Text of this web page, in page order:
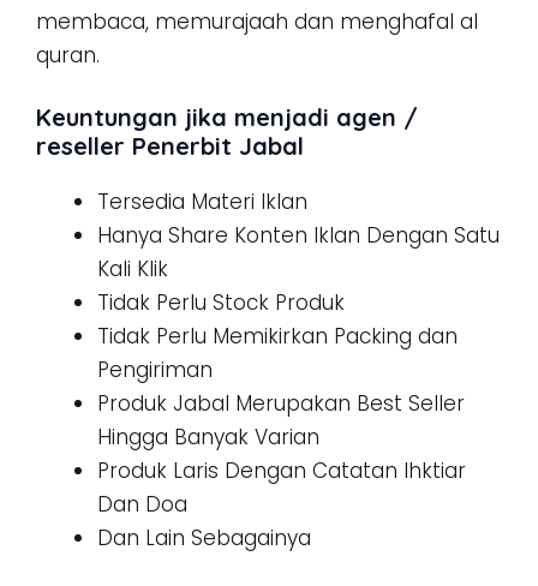
membaca, memurajaah dan menghafal al
quran.
Keuntungan jika menjadi agen /
reseller Penerbit Jabal
Tersedia Materi Iklan
Hanya Share Konten Iklan Dengan Satu
Kali Klik
Tidak Perlu Stock Produk
Tidak Perlu Memikirkan Packing dan
Pengiriman
Produk Jabal Merupakan Best Seller
Hingga Banyak Varian
Produk Laris Dengan Catatan Ihktiar
Dan Doa
Dan Lain Sebagainya